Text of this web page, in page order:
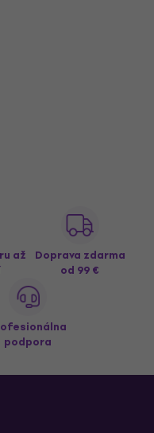
až
Doprava zdarma
od 99 €
podpora